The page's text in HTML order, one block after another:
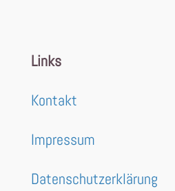
Links
Kontakt
Impressum
Datenschutzerklärung